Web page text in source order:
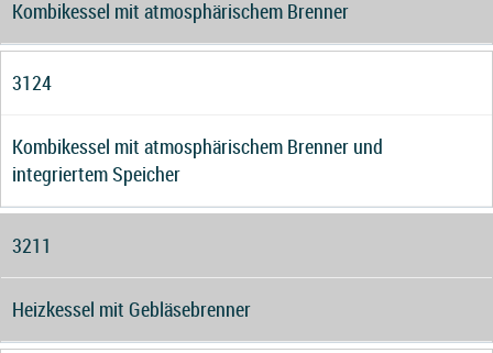
Kombikessel mit atmosphärischem Brenner
3124
Kombikessel mit atmosphärischem Brenner und
integriertem Speicher
3211
Heizkessel mit Gebläsebrenner